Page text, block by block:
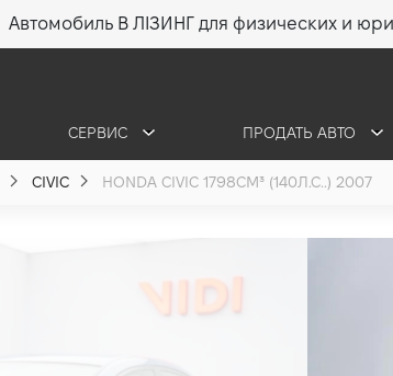
Автомобиль В ЛІЗИНГ для физических и
СЕРВИС ПРОДАТЬ АВТО
CIVIC HONDA CIVIC 1798СМ³ (140Л.С..) 2007
1.8